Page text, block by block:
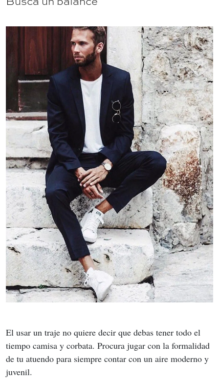
El usar un traje no quiere decir que debas tener todo el
tiempo camisa y corbata. Procura jugar con la formalidad
de tu atuendo para siempre contar con un aire moderno y
juvenil.